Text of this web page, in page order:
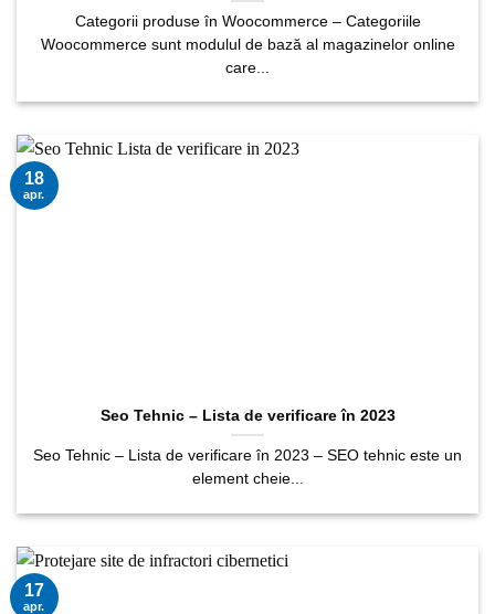
Categorii produse în Woocommerce – Categoriile
Woocommerce sunt modulul de bază al magazinelor online
care...
Seo Tehnic – Lista de verificare în 2023
Seo Tehnic – Lista de verificare în 2023 – SEO tehnic este un
element cheie...
18
apr.
17
apr.